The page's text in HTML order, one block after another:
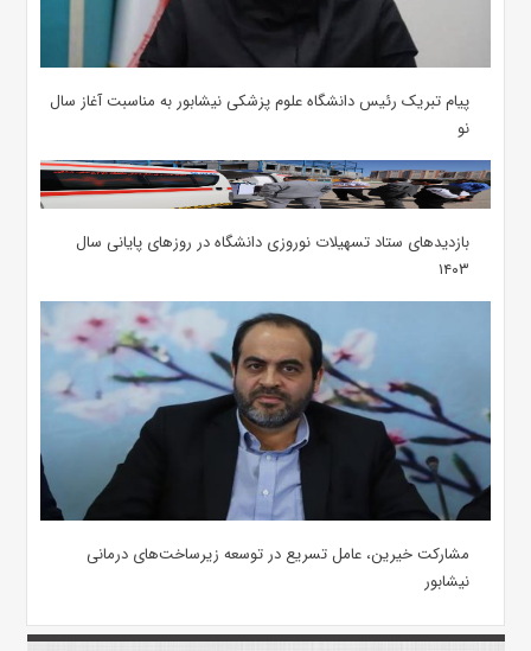
پیام تبریک رئیس دانشگاه علوم پزشکی نیشابور به مناسبت آغاز سال
نو
بازدیدهای ستاد تسهیلات نوروزی دانشگاه در روزهای پایانی سال
۱۴۰۳
مشارکت خیرین، عامل تسریع در توسعه زیرساخت‌های درمانی
نیشابور